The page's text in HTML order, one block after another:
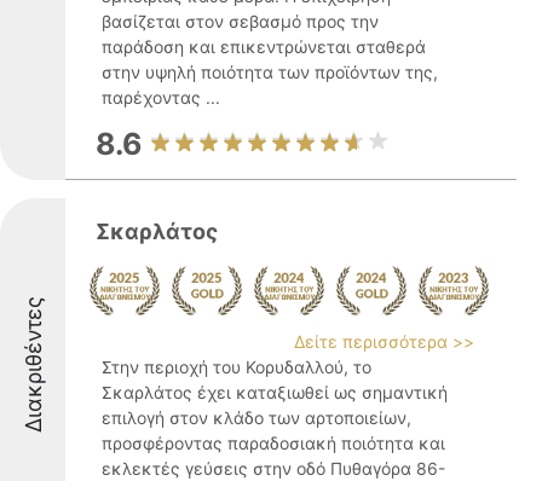
βασίζεται στον σεβασμό προς την
παράδοση και επικεντρώνεται σταθερά
στην υψηλή ποιότητα των προϊόντων της,
παρέχοντας ...
8.6
Διακριθέντες
Σκαρλάτος
Δείτε περισσότερα >>
Στην περιοχή του Κορυδαλλού, το
Σκαρλάτος έχει καταξιωθεί ως σημαντική
επιλογή στον κλάδο των αρτοποιείων,
προσφέροντας παραδοσιακή ποιότητα και
εκλεκτές γεύσεις στην οδό Πυθαγόρα 86-